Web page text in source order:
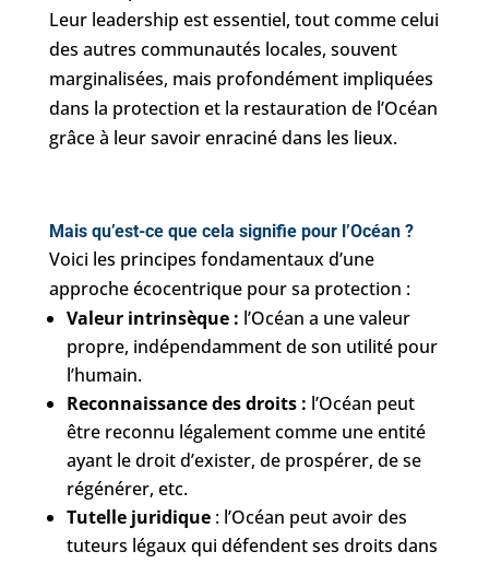
Leur leadership est essentiel, tout comme celui
des autres communautés locales, souvent
marginalisées, mais profondément impliquées
dans la protection et la restauration de l’Océan
grâce à leur savoir enraciné dans les lieux.
Mais qu’est-ce que cela signifie pour l’Océan ?
Voici les principes fondamentaux d’une
approche écocentrique pour sa protection :
Valeur intrinsèque : l’Océan a une valeur
propre, indépendamment de son utilité pour
l’humain.
Reconnaissance des droits : l’Océan peut
être reconnu légalement comme une entité
ayant le droit d’exister, de prospérer, de se
régénérer, etc.
Tutelle juridique: l’Océan peut avoir des
tuteurs légaux qui défendent ses droits dans